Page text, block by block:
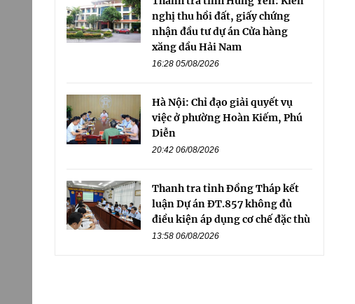
nghị thu hồi đất, giấy chứng
nhận đầu tư dự án Cửa hàng
xăng dầu Hải Nam
16:28 05/08/2026
Hà Nội: Chỉ đạo giải quyết vụ
việc ở phường Hoàn Kiếm, Phú
Diễn
20:42 06/08/2026
Thanh tra tỉnh Đồng Tháp kết
luận Dự án ĐT.857 không đủ
điều kiện áp dụng cơ chế đặc thù
13:58 06/08/2026